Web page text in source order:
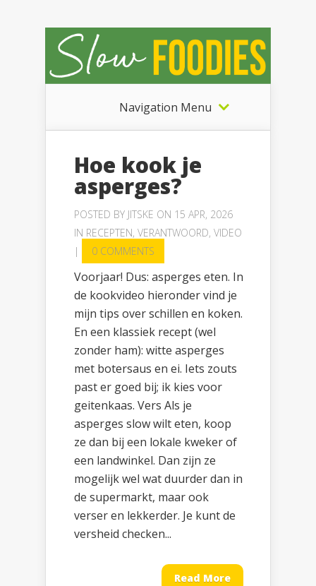
Navigation Menu
Hoe kook je
asperges?
POSTED BY JITSKE ON 15 APR, 2026
IN RECEPTEN, VERANTWOORD, VIDEO
|
0 COMMENTS
Voorjaar! Dus: asperges eten. In
de kookvideo hieronder vind je
mijn tips over schillen en koken.
En een klassiek recept (wel
zonder ham): witte asperges
met botersaus en ei. Iets zouts
past er goed bij; ik kies voor
geitenkaas. Vers Als je
asperges slow wilt eten, koop
ze dan bij een lokale kweker of
een landwinkel. Dan zijn ze
mogelijk wel wat duurder dan in
de supermarkt, maar ook
verser en lekkerder. Je kunt de
versheid checken...
Read More